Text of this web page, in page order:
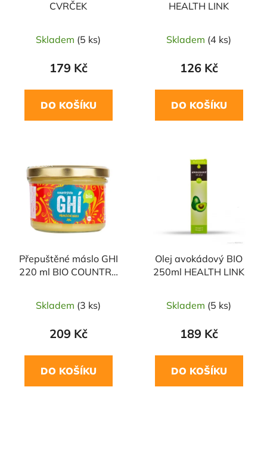
CVRČEK
Skladem (5 ks)
179 Kč
DO KOŠÍKU
HEALTH LINK
Skladem (4 ks)
126 Kč
DO KOŠÍKU
VOLBA
Přepuštěné máslo GHI
220 ml BIO COUNTRY
Skladem (3 ks)
209 Kč
DO KOŠÍKU
NAŠE OVĚŘENÁ
Olej avokádový BIO
250ml HEALTH LINK
Skladem (5 ks)
189 Kč
DO KOŠÍKU